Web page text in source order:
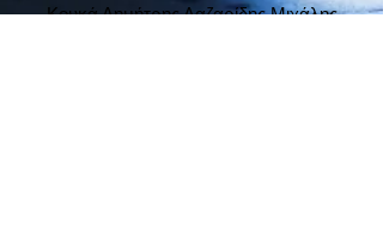
Κουκά Δημήτρης Λαζαρίδης Μιχάλης